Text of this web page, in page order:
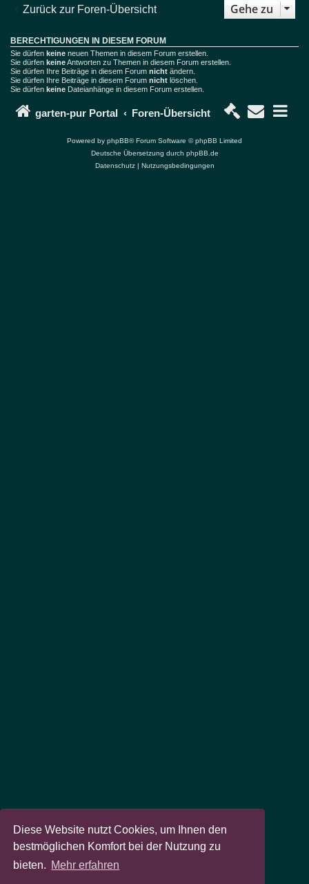
Diese Website nutzt Cookies, um Ihnen den
bestmöglichen Komfort bei der Nutzung zu
bieten. Mehr erfahren
Zurück zur Foren-Übersicht Gehe zu
BERECHTIGUNGEN IN DIESEM FORUM
Sie dürfen keine neuen Themen in diesem Forum erstellen.
Sie dürfen keineAntworten zu Themen in diesem Forum erstellen.
Sie dürfen Ihre Beiträge in diesem Forum nicht ändern.
Sie dürfen Ihre Beiträge in diesem Forum nicht löschen.
Sie dürfen keine Dateianhänge in diesem Forum erstellen.
garten-pur Portal Foren-Übersicht
Powered by phpBB® Forum Software © phpBB Limited
Deutsche Übersetzung durch phpBB.de
Datenschutz| Nutzungsbedingungen